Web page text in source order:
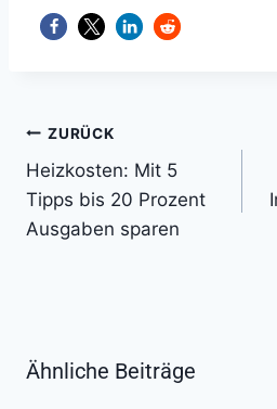
Beitragsnavigation
ZURÜCK
Heizkosten: Mit 5
Tipps bis 20 Prozent
Ausgaben sparen
Ähnliche Beiträge